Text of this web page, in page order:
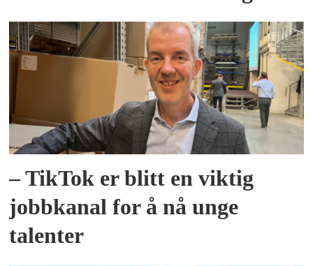
– TikTok er blitt en viktig
jobbkanal for å nå unge
talenter